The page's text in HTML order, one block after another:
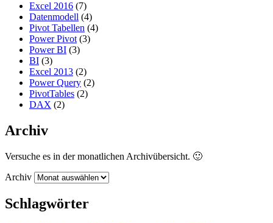
Excel 2016 (7)
Datenmodell (4)
Pivot Tabellen (4)
Power Pivot (3)
Power BI (3)
BI (3)
Excel 2013 (2)
Power Query (2)
PivotTables (2)
DAX (2)
Archiv
Versuche es in der monatlichen Archivübersicht. 🙂
Archiv
Schlagwörter